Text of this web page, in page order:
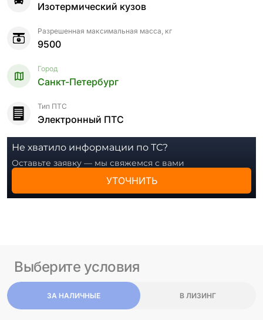
Изотермический кузов
Разрешенная максимальная масса, кг
9500
Город
Санкт-Петербург
Тип ПТС
Электронный ПТС
Не хватило информации по ТС?
Оставьте заявку — мы свяжемся с вами
УТОЧНИТЬ
Выберите условия
ЗА НАЛИЧНЫЕ В ЛИЗИНГ